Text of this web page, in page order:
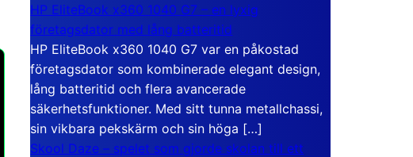
HP EliteBook x360 1040 G7 – en lyxig
företagsdator med lång batteritid
HP EliteBook x360 1040 G7 var en påkostad
företagsdator som kombinerade elegant design,
lång batteritid och flera avancerade
säkerhetsfunktioner. Med sitt tunna metallchassi,
sin vikbara pekskärm och sin höga […]
Skool Daze – spelet som gjorde skolan till ett